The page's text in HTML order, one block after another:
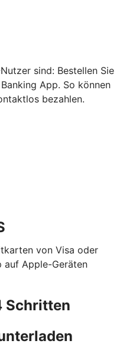
sind: Bestellen Sie
App. So können
bezahlen.
von Visa oder
auf Apple-Geräten
Schritten